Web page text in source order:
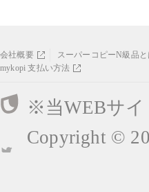
会社概要 スーパーコピーN級品と
mykopi 支払い方法
※当WEBサイ
Copyright ©